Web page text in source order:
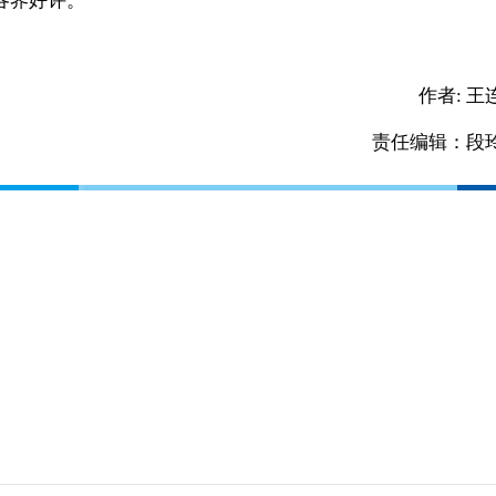
作者: 王
责任编辑：段